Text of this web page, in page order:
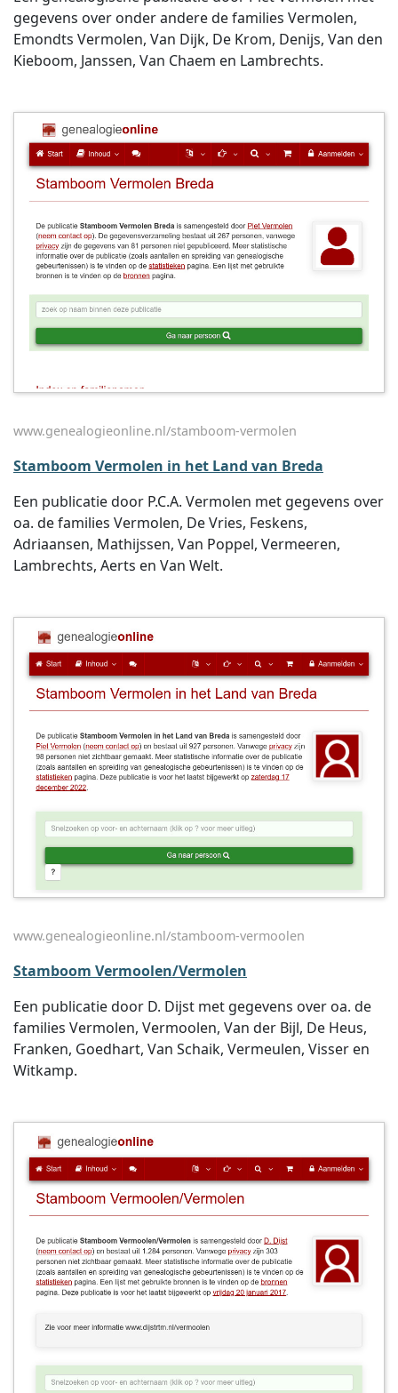
gegevens over onder andere de families Vermolen,
Emondts Vermolen, Van Dijk, De Krom, Denijs, Van den
Kieboom, Janssen, Van Chaem en Lambrechts.
www.genealogieonline.nl/stamboom-vermolen
Stamboom Vermolen in het Land van Breda
Een publicatie door P.C.A. Vermolen met gegevens over
oa. de families Vermolen, De Vries, Feskens,
Adriaansen, Mathijssen, Van Poppel, Vermeeren,
Lambrechts, Aerts en Van Welt.
www.genealogieonline.nl/stamboom-vermoolen
Stamboom Vermoolen/Vermolen
Een publicatie door D. Dijst met gegevens over oa. de
families Vermolen, Vermoolen, Van der Bijl, De Heus,
Franken, Goedhart, Van Schaik, Vermeulen, Visser en
Witkamp.